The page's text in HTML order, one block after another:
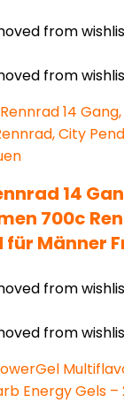
from
from
14
700c
Männer
from
from